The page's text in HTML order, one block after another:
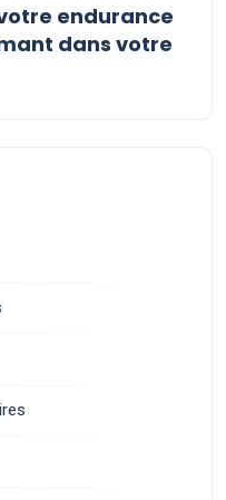
endurance
dans votre